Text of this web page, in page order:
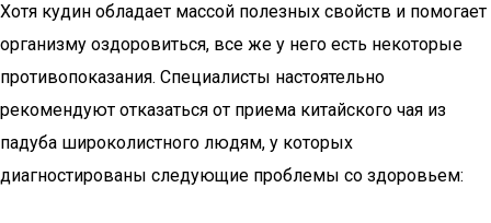
Хотя кудин обладает массой полезных свойств и помогает
организму оздоровиться, все же у него есть некоторые
противопоказания. Специалисты настоятельно
рекомендуют отказаться от приема китайского чая из
падуба широколистного людям, у которых
диагностированы следующие проблемы со здоровьем: